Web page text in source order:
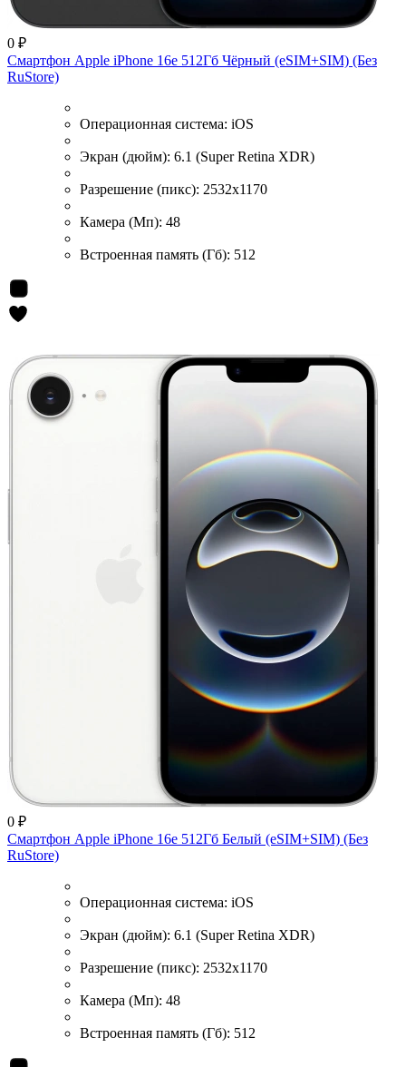
0 ₽
Смартфон Apple iPhone 16e 512Гб Чёрный (eSIM+SIM) (Без
RuStore)
Операционная система: iOS
Экран (дюйм): 6.1 (Super Retina XDR)
Разрешение (пикс): 2532x1170
Камера (Мп): 48
Встроенная память (Гб): 512
0 ₽
Смартфон Apple iPhone 16e 512Гб Белый (eSIM+SIM) (Без
RuStore)
Операционная система: iOS
Экран (дюйм): 6.1 (Super Retina XDR)
Разрешение (пикс): 2532x1170
Камера (Мп): 48
Встроенная память (Гб): 512